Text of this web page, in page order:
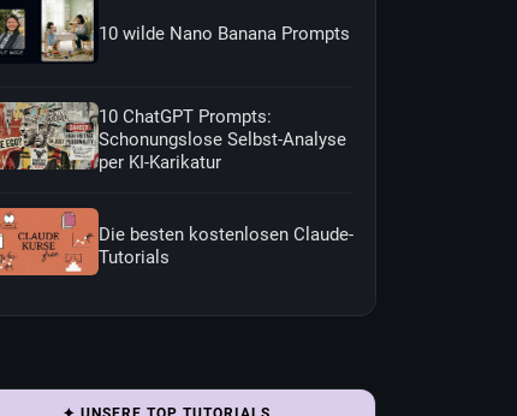
10 wilde Nano Banana Prompts
10 ChatGPT Prompts:
Schonungslose Selbst-Analyse
per KI-Karikatur
Die besten kostenlosen Claude-
Tutorials